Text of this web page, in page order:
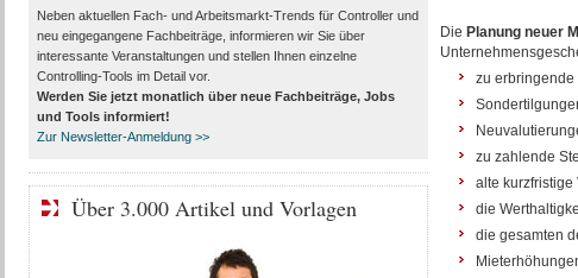
Die Planung neuer
zu erbringende
zu zahlende
alte
die
die gesamten
Neben aktuellen Fach- und Arbeitsmarkt-Trends für Controller und
neu eingegangene Fachbeiträge, informieren wir Sie über
interessante Veranstaltungen und stellen Ihnen einzelne
Controlling-Tools im Detail vor.
Werden Sie jetzt monatlich über neue Fachbeiträge, Jobs
und Toolsinformiert!
Zur Newsletter-Anmeldung >>
Über 3.000 Artikel und Vorlagen